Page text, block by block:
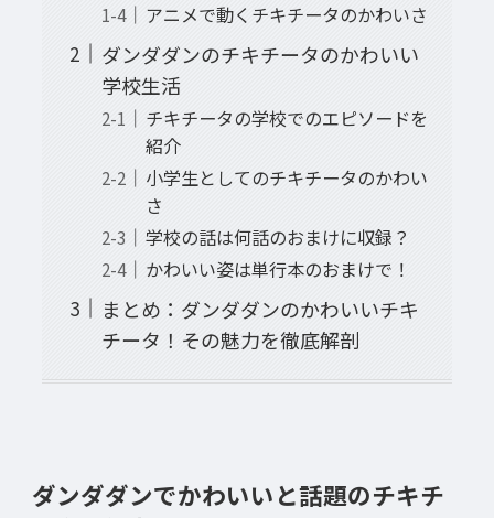
アニメで動くチキチータのかわいさ
ダンダダンのチキチータのかわいい
学校生活
チキチータの学校でのエピソードを
紹介
小学生としてのチキチータのかわい
さ
学校の話は何話のおまけに収録？
かわいい姿は単行本のおまけで！
まとめ：ダンダダンのかわいいチキ
チータ！その魅力を徹底解剖
ダンダダンでかわいいと話題のチキチ